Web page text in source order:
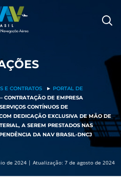
E CONTRATOS ► PORTAL DE
CONTRATAÇÃO DE EMPRESA
CONTÍNUOS DE
DEDICAÇÃO EXCLUSIVA DE MÃO DE
A SEREM PRESTADOS NAS
DA NAV BRASIL-DNCJ
de 2024 | Atualização: 7 de agosto de 2024